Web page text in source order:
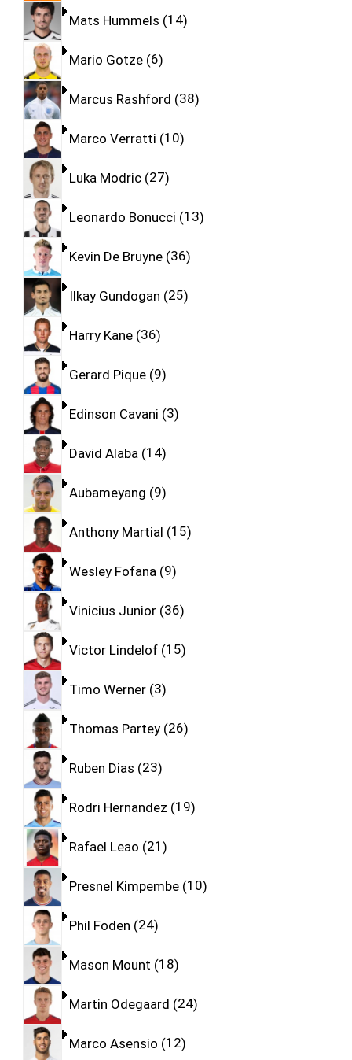
Mats Hummels 14
Mario Gotze 6
Marcus Rashford 38
Marco Verratti 10
Luka Modric 27
Leonardo Bonucci 13
Kevin De Bruyne 36
Ilkay Gundogan 25
Harry Kane 36
Gerard Pique 9
Edinson Cavani 3
David Alaba 14
Aubameyang 9
Anthony Martial 15
Wesley Fofana 9
Vinicius Junior 36
Victor Lindelof 15
Timo Werner 3
Thomas Partey 26
Ruben Dias 23
Rodri Hernandez 19
Rafael Leao 21
Presnel Kimpembe 10
Phil Foden 24
Mason Mount 18
Martin Odegaard 24
Marco Asensio 12